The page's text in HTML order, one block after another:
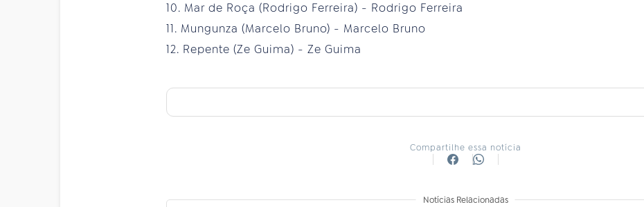
10. Mar de Roça (Rodrigo Ferreira) - Rodrigo Ferreira
11. Mungunza (Marcelo Bruno) - Marcelo Bruno
12. Repente (Ze Guima) - Ze Guima
Compartilhe essa notícia
Notícias Relacionadas